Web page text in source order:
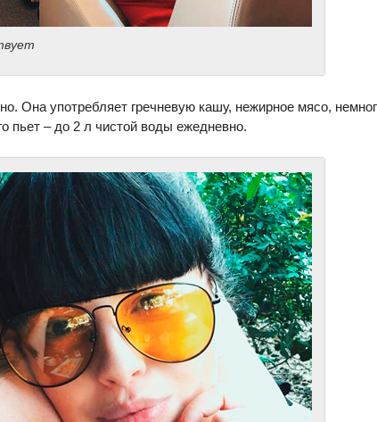
Она употребляет гречневую кашу, нежирное мясо,
пьет – до 2 л чистой воды ежедневно.